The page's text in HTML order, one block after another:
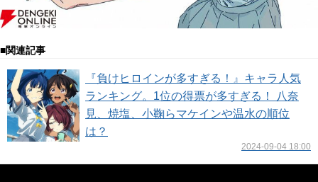
■関連記事
『負けヒロインが多すぎる！』キャラ人気
ランキング。1位の得票が多すぎる！ 八奈
見、焼塩、小鞠らマケインや温水の順位
は？
2024-09-04 18:00